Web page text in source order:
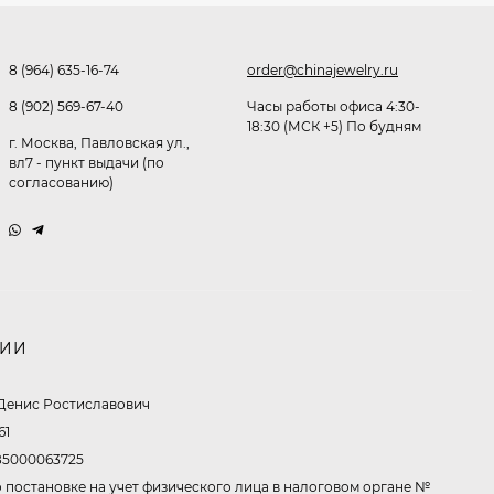
235,70₽
8 (964) 635-16-74
8 (902) 569-67-40
г. Москва, Павловская ул.,
вл7 - пункт выдачи (по
согласованию)
order@chinajewelry.ru
Часы работы офиса 4:30-
18:30 (МСК +5) По будням
Ростиславович
на учет физического лица в налоговом органе №